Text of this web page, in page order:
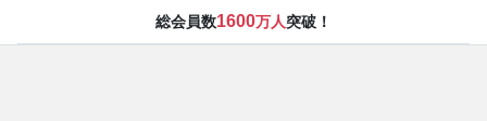
総会員数1600万人突破！